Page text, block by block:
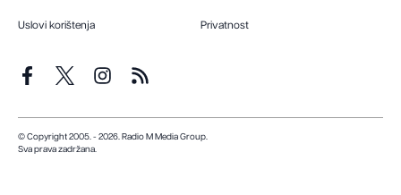
Uslovi korištenja Privatnost
© Copyright 2005. - 2026. Radio M Media Group.
Sva prava zadržana.